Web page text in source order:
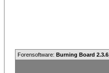
Forensoftware: Burning Board 2.3.6